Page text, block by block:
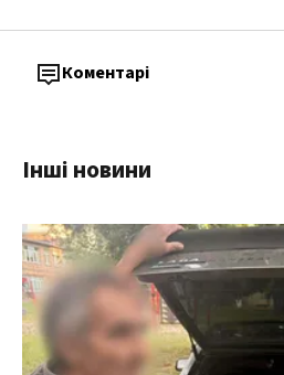
Коментарі
Інші новини